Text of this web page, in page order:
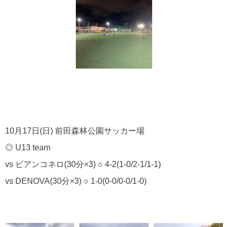
10月17日(日) 前田森林公園サッカー場
◎ U13 team
vs ビアンコネロ(30分×3) ○ 4-2(1-0/2-1/1-1)
vs DENOVA(30分×3) ○ 1-0(0-0/0-0/1-0)